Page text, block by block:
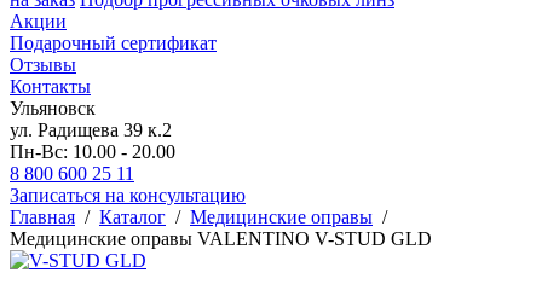
Акции
Подарочный сертификат
Отзывы
Контакты
Ульяновск
ул. Радищева 39 к.2
Пн-Вс: 10.00 - 20.00
8 800 600 25 11
Записаться на консультацию
Главная / Каталог / Медицинские оправы /
Медицинские оправы VALENTINO V-STUD GLD